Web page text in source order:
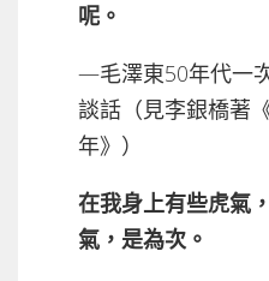
呢。
—毛澤東50年代一
談話（見李銀橋著
年》）
在我身上有些虎氣
氣，是為次。